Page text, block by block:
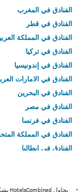
الفنادق في المغرب
الفنادق في قطر
الفنادق في المملكة
الفنادق في تركيا
الفنادق في إندونيسيا
الفنادق في الامارات
الفنادق في البحرين
الفنادق في مصر
الفنادق في فرنسا
الفنادق في المملكة
الفنادق في إيطاليا
يحاول HotelsCombined بشكل دائم الحصول على الأسعار الدقيقة، ولكن